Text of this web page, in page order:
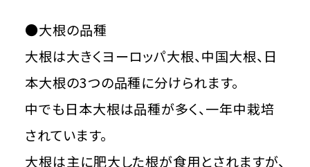
●大根の品種
大根は大きくヨーロッパ大根、中国大根、日
本大根の3つの品種に分けられます。
中でも日本大根は品種が多く、一年中栽培
されています。
大根は主に肥大した根が食用とされますが、